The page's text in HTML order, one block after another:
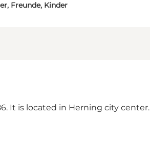
Freunde, Kinder
It is located in Herning city center.